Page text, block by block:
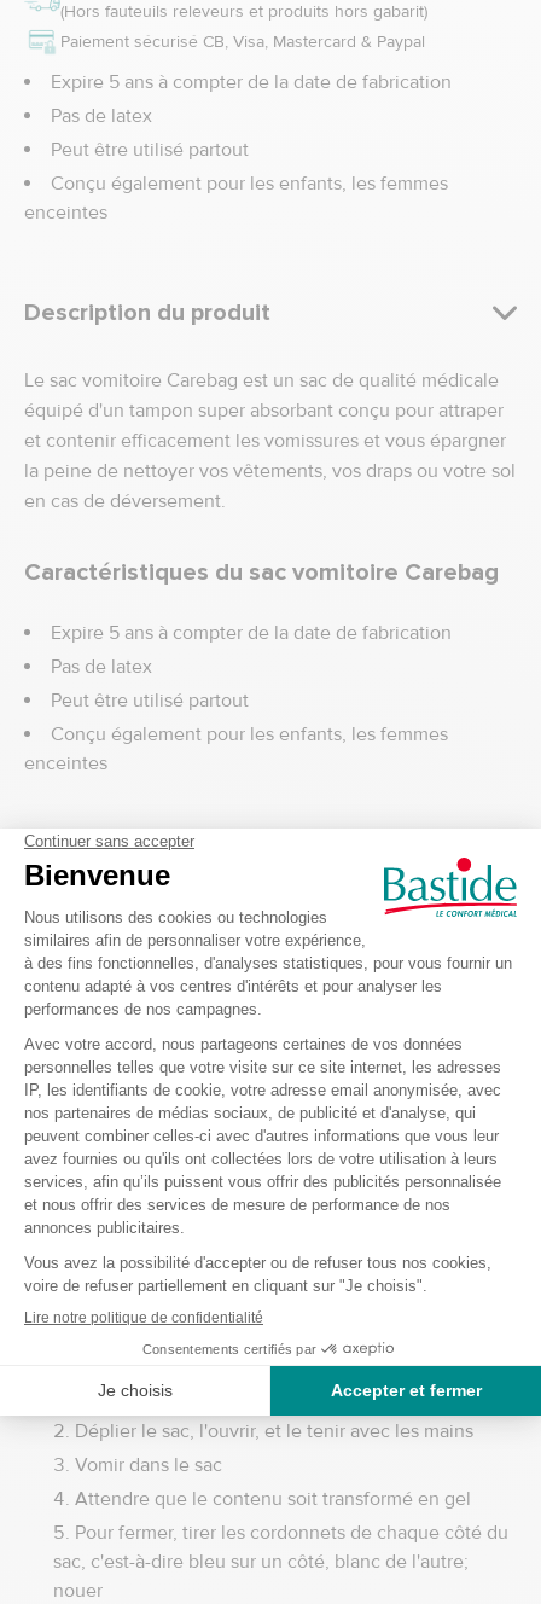
(Hors fauteuils releveurs et produits hors gabarit)
Paiement sécurisé CB, Visa, Mastercard & Paypal
Expire 5 ans à compter de la date de fabrication
Pas de latex
Peut être utilisé partout
Conçu également pour les enfants, les femmes
enceintes
Description du produit
Le sac vomitoire Carebag est un sac de qualité médicale
équipé d'un tampon super absorbant conçu pour attraper
et contenir efficacement les vomissures et vous épargner
la peine de nettoyer vos vêtements, vos draps ou votre sol
en cas de déversement.
Caractéristiques du sac vomitoire Carebag
Expire 5 ans à compter de la date de fabrication
Pas de latex
Peut être utilisé partout
Conçu également pour les enfants, les femmes
enceintes
Fini les déversements ou les fuites :
un sac en papier, le sac étanche contient un tampon super
absorbant qui absorbe jusqu’à 16 oz de liquide en
quelques secondes
Transportez-le n’importe où:Grâce à sa petite taille, il
peut tenir dans votre sac ou votre voiture en cas
d’urgence
Pas d’odeurs désagréables:Le tampon et le sac
scellable empêchent l’odeur de se propager dans l’air
Jeter comme un sac poubelle : Après utilisation, il suffit
d’attacher les cordons coulissants ensemble et de former
un nœud autour du haut du sac. Jeter dans une poubelle
ou une poubelle à proximité
Mode d'emploi du sac vomitoire Carebag
Ouvrir la boîte et prendre un sac
Déplier le sac, l'ouvrir, et le tenir avec les mains
Vomir dans le sac
Attendre que le contenu soit transformé en gel
Pour fermer, tirer les cordonnets de chaque côté du
sac, c'est-à-dire bleu sur un côté, blanc de l'autre;
nouer